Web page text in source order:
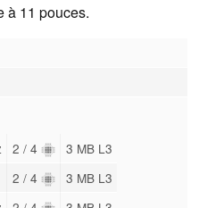
à 11 pouces.
2 / 4 3 MB L3
2 / 4 3 MB L3